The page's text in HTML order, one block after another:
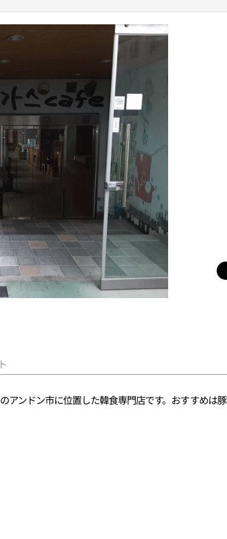
ンドン市に位置した韓食専門店です。おすすめは豚